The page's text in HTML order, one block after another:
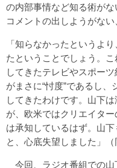
の内部事情など知る術が
コメントの出しようがない
「知らなかったというよ
たということでしょう。
してきたテレビやスポー
がまさに“忖度”であるし
してきたわけです。山下
が、欧米ではクリエイタ
は承知しているはず。山
と、心底失望しました」（
今回、ラジオ番組での山